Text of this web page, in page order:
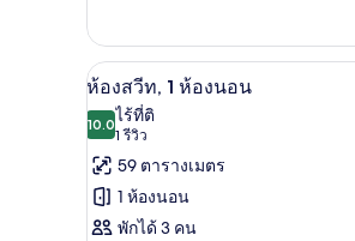
นอน,
ห้อง
มุม
เกี่ยว
กับ
ห้อง
เนเจอร์
ท,
ห้อง
นอน,
เปิด
ภาพถ่าย
ทั้งหมด
ของ
ห้อง
ห้อ
11
ห้องสวีท, 1 ห้องนอน
10.010.0 จาก 10
ไร้ที่ติ
1 รีวิว
(1
รีวิว)
59 ตารางเมตร
1 ห้องนอน
พักได้ 3 คน